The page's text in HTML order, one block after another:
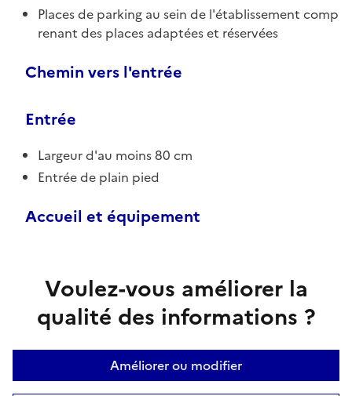
Places de parking au sein de l'établissement comp
renant des places adaptées et réservées
Chemin vers l'entrée
Entrée
Largeur d'au moins 80 cm
Entrée de plain pied
Accueil et équipement
Voulez-vous améliorer la
qualité des informations ?
Améliorer ou modifier